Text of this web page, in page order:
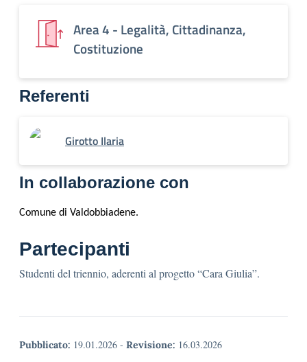
Area 4 - Legalità, Cittadinanza,
Costituzione
Referenti
Girotto Ilaria
In collaborazione con
Comune di Valdobbiadene.
Partecipanti
Studenti del triennio, aderenti al progetto “Cara Giulia”.
Pubblicato: 19.01.2026 - Revisione: 16.03.2026